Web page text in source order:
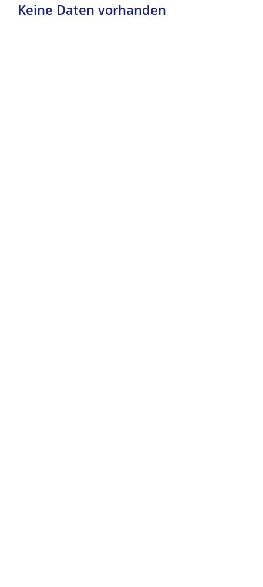
Keine Daten vorhanden